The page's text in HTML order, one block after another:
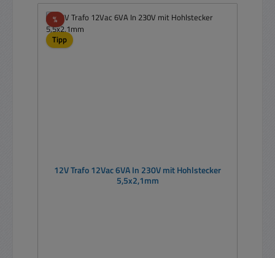
%Rabatt
Tipp
12V Trafo 12Vac 6VA In 230V mit Hohlstecker
5,5x2,1mm